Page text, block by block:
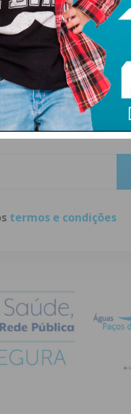
tarde impede-os de
do
de forma regular
termos e condições